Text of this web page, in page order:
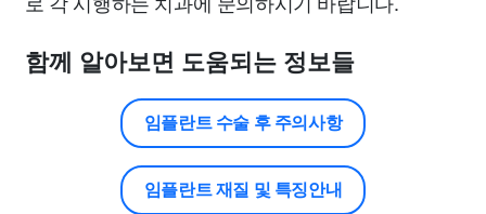
함께 알아보면 도움되는 정보들
임플란트 수술 후 주의사항
임플란트 재질 및 특징안내